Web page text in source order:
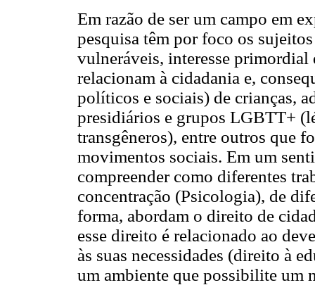
Em razão de ser um campo em
pesquisa têm por foco os
vulneráveis, interesse
relacionam à cidadania e,
políticos e sociais) de crianças,
presidiários e grupos LGBTT+
transgêneros), entre outros que
movimentos sociais. Em um
compreender como diferentes
concentração (Psicologia), de
forma, abordam o direito de
esse direito é relacionado ao
às suas necessidades (direito à
um ambiente que possibilite um